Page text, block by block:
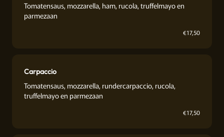
Tomatensaus, mozzarella, ham, rucola, truffelmayo en
parmezaan
€17,50
Carpaccio
Tomatensaus, mozzarella, rundercarpaccio, rucola,
truffelmayo en parmezaan
€17,50